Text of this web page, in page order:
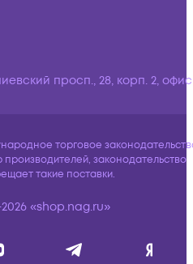
просп., 28, корп. 2,
торговое
законодательство
такие поставки.
«shop.nag.ru»